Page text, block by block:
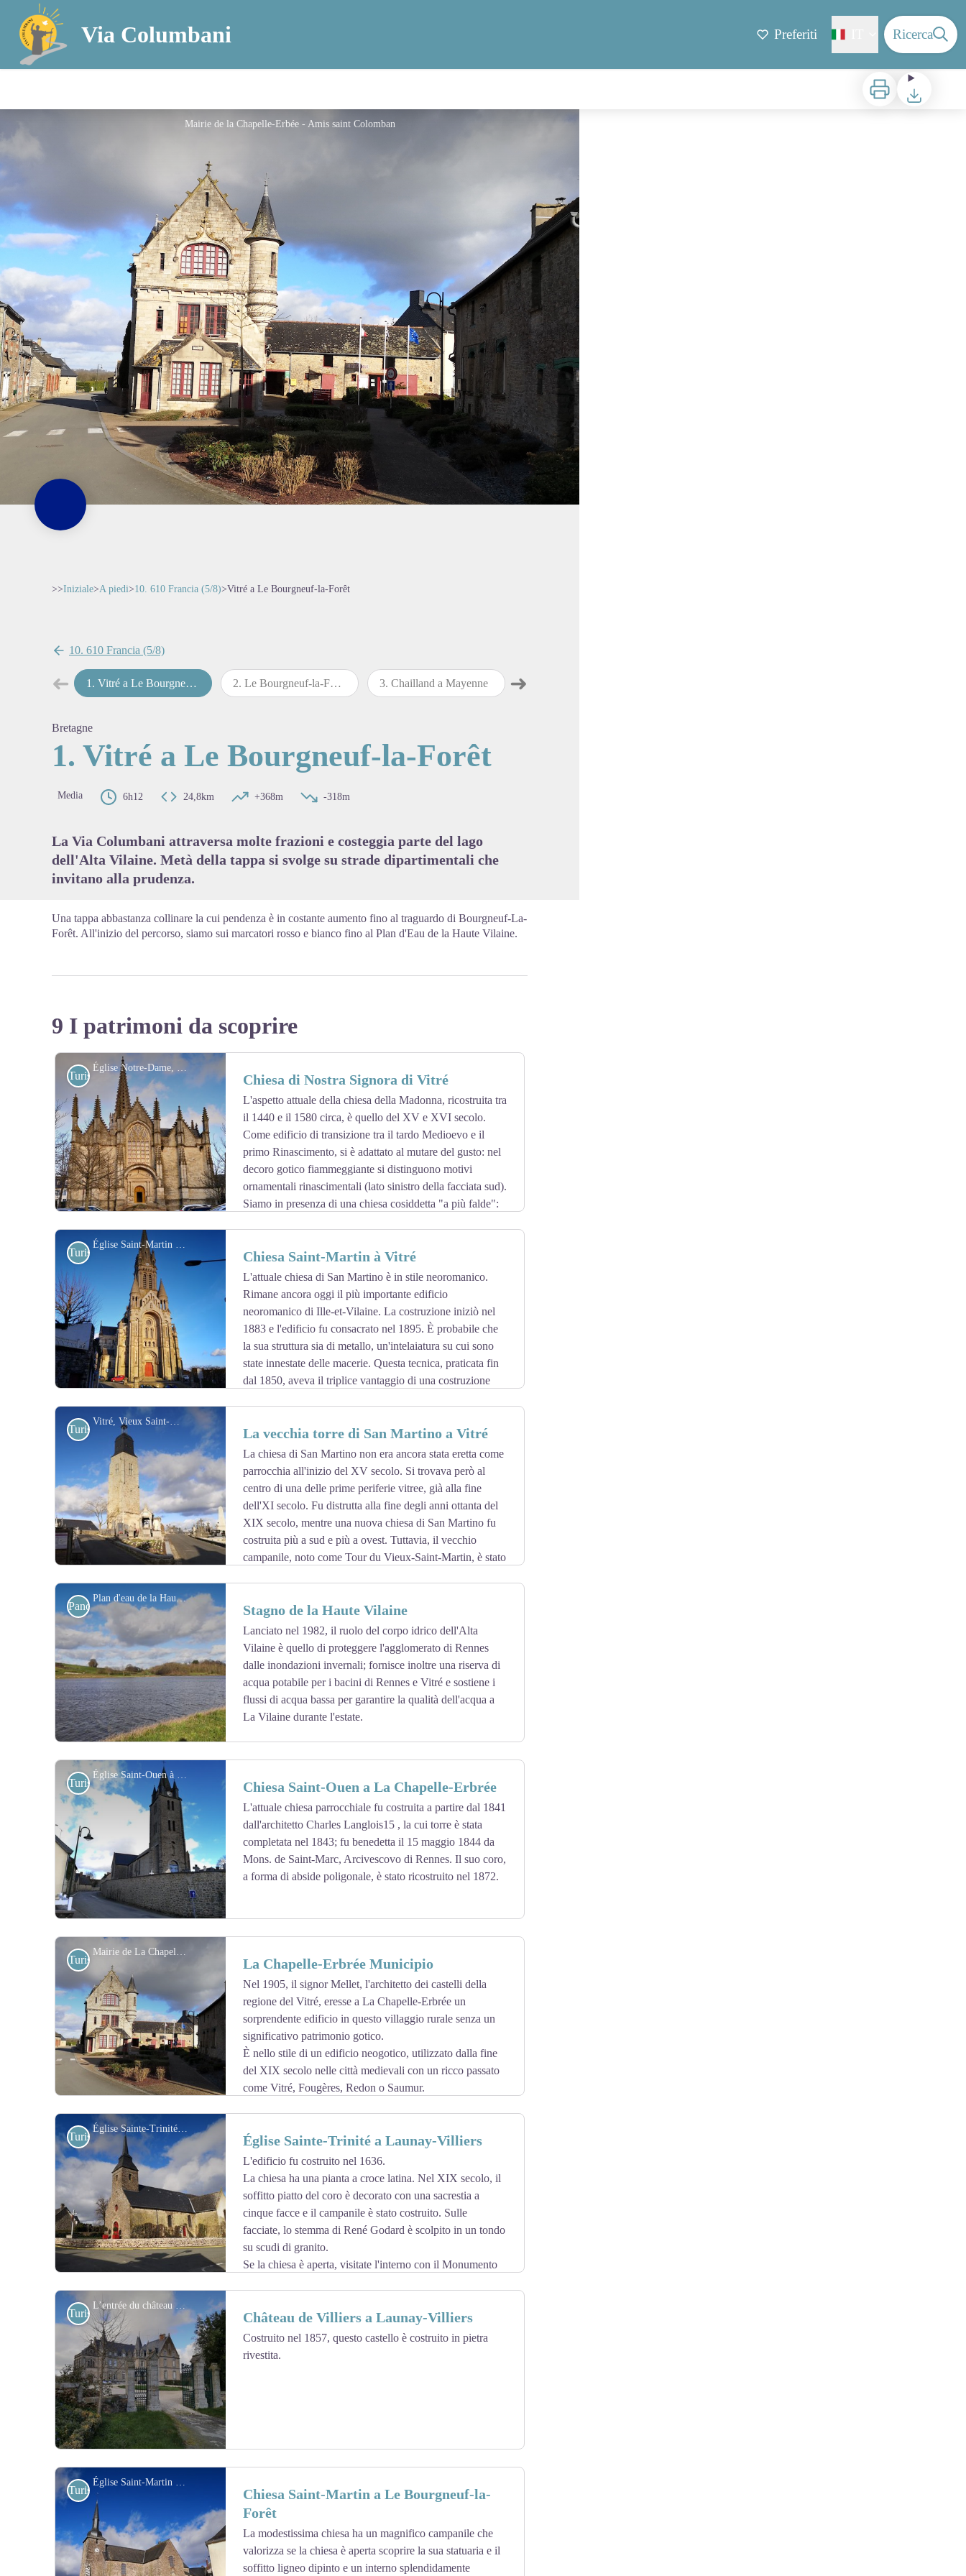
Via Columbani Preferiti Ricerca
Stampa Scaricare
Mairie de la Chapelle-Erbée - Amis saint Colomban
>>Iniziale>A piedi>10. 610 Francia (5/8)>Vitré a Le Bourgneuf-la-Forêt
10. 610 Francia (5/8)
➜Passo precedente
1 . Vitré a Le Bourgneuf-la-Forêt 2.Le Bourgneuf-la-Forêt a Chailland 3.Chailland a Mayenne ➜Passo successivo
Bretagne
1. Vitré a Le Bourgneuf-la-Forêt
Media 6h12 24,8km +368m -318m
La Via Columbani attraversa molte frazioni e costeggia parte del lago
dell'Alta Vilaine. Metà della tappa si svolge su strade dipartimentali che
invitano alla prudenza.
Una tappa abbastanza collinare la cui pendenza è in costante aumento fino al traguardo di Bourgneuf-La-
Forêt. All'inizio del percorso, siamo sui marcatori rosso e bianco fino al Plan d'Eau de la Haute Vilaine.
9 I patrimoni da scoprire
Église Notre-Dame, façade - Amis saint Colomban
View picture in full screen
Turistiche Chiesa di Nostra Signora di Vitré
L'aspetto attuale della chiesa della Madonna, ricostruita tra
il 1440 e il 1580 circa, è quello del XV e XVI secolo.
Come edificio di transizione tra il tardo Medioevo e il
primo Rinascimento, si è adattato al mutare del gusto: nel
decoro gotico fiammeggiante si distinguono motivi
ornamentali rinascimentali (lato sinistro della facciata sud).
Siamo in presenza di una chiesa cosiddetta "a più falde":
risplendere più ampiamente su un edificio senza finestre alte.
La facciata principale, sul lato ovest, è meno elaborata di quella sul lato sud. Era infatti
mascherata dalla Grande Sala del Tessuto, in legno, sostituita dopo l'incendio del 1886 da una
sala del burro in ghisa e mattoni, distrutta negli anni Sessanta.
Fonte sito web della città di Vitré
Église Saint-Martin à Vitré - Amis saint Colomban
View picture in full screen
Turistiche Chiesa Saint-Martin à Vitré
L'attuale chiesa di San Martino è in stile neoromanico.
Rimane ancora oggi il più importante edificio
neoromanico di Ille-et-Vilaine. La costruzione iniziò nel
1883 e l'edificio fu consacrato nel 1895. È probabile che
la sua struttura sia di metallo, un'intelaiatura su cui sono
state innestate delle macerie. Questa tecnica, praticata fin
dal 1850, aveva il triplice vantaggio di una costruzione
Vitré, Vieux Saint-Martin, Entrée du cimetière - Amis saint Colomban
View picture in full screen
Turistiche La vecchia torre di San Martino a Vitré
La chiesa di San Martino non era ancora stata eretta come
parrocchia all'inizio del XV secolo. Si trovava però al
centro di una delle prime periferie vitree, già alla fine
dell'XI secolo. Fu distrutta alla fine degli anni ottanta del
XIX secolo, mentre una nuova chiesa di San Martino fu
costruita più a sud e più a ovest. Tuttavia, il vecchio
campanile, noto come Tour du Vieux-Saint-Martin, è stato
Insieme agli altri tre campanili della città, con le alte torri del castello e quello delle Bridole, è
uno dei monumenti che danno a Vitré una silhouette molto particolare.
Plan d'eau de la Haute Vilaine - Amis saint Colomban
View picture in full screen
Panoramiche Stagno de la Haute Vilaine
Lanciato nel 1982, il ruolo del corpo idrico dell'Alta
Vilaine è quello di proteggere l'agglomerato di Rennes
dalle inondazioni invernali; fornisce inoltre una riserva di
acqua potabile per i bacini di Rennes e Vitré e sostiene i
flussi di acqua bassa per garantire la qualità dell'acqua a
La Vilaine durante l'estate.
Église Saint-Ouen à La Chapelle-Erbée - Amis saint Colomban
View picture in full screen
Turistiche Chiesa Saint-Ouen a La Chapelle-Erbrée
L'attuale chiesa parrocchiale fu costruita a partire dal 1841
dall'architetto Charles Langlois15 , la cui torre è stata
completata nel 1843; fu benedetta il 15 maggio 1844 da
Mons. de Saint-Marc, Arcivescovo di Rennes. Il suo coro,
a forma di abside poligonale, è stato ricostruito nel 1872.
Mairie de La Chapelle Erbée - Amis saint Colomban
View picture in full screen
Turistiche La Chapelle-Erbrée Municipio
Nel 1905, il signor Mellet, l'architetto dei castelli della
regione del Vitré, eresse a La Chapelle-Erbrée un
sorprendente edificio in questo villaggio rurale senza un
significativo patrimonio gotico.
È nello stile di un edificio neogotico, utilizzato dalla fine
del XIX secolo nelle città medievali con un ricco passato
come Vitré, Fougères, Redon o Saumur.
Église Sainte-Trinité à Launey-Villiers - Amis saint Colomban
View picture in full screen
Turistiche Église Sainte-Trinité a Launay-Villiers
L'edificio fu costruito nel 1636.
La chiesa ha una pianta a croce latina. Nel XIX secolo, il
soffitto piatto del coro è decorato con una sacrestia a
cinque facce e il campanile è stato costruito. Sulle
facciate, lo stemma di René Godard è scolpito in un tondo
su scudi di granito.
Se la chiesa è aperta, visitate l'interno con il Monumento
L’entrée du château de Villiers - Amis saint Colomban
View picture in full screen
Turistiche Château de Villiers a Launay-Villiers
Costruito nel 1857, questo castello è costruito in pietra
rivestita.
Église Saint-Martin à Bourgneuf-la-Forêt - Amis saint Colomban
Turistiche
Chiesa Saint-Martin a Le Bourgneuf-la-
Forêt
La modestissima chiesa ha un magnifico campanile che
valorizza se la chiesa è aperta scoprire la sua statuaria e il
soffitto ligneo dipinto e un interno splendidamente